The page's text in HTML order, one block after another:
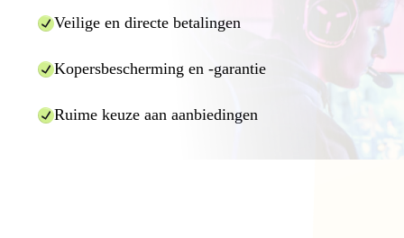
Veilige en directe betalingen
Kopersbescherming en -garantie
Ruime keuze aan aanbiedingen